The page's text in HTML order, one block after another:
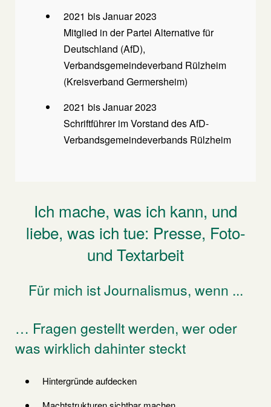
2021 bis Januar 2023
Mitglied in der Partei Alternative für
Deutschland (AfD),
Verbandsgemeindeverband Rülzheim
(Kreisverband Germersheim)
2021 bis Januar 2023
Schriftführer im Vorstand des AfD-
Verbandsgemeindeverbands Rülzheim
Ich mache, was ich kann, und
liebe, was ich tue: Presse, Foto-
und Textarbeit
Für mich ist Journalismus, wenn ...
… Fragen gestellt werden, wer oder
was wirklich dahinter steckt
Hintergründe aufdecken